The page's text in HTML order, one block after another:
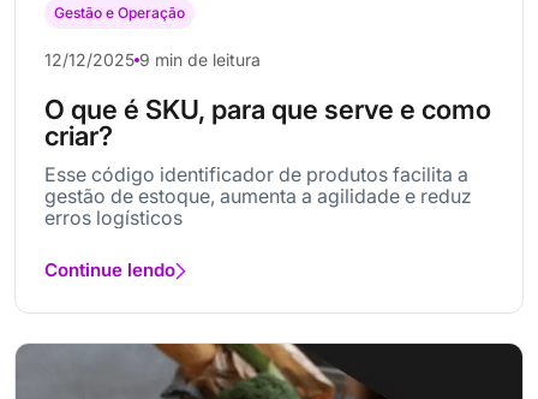
Gestão e Operação
12/12/2025 9 min de leitura
O que é SKU, para que serve e como
criar?
Esse código identificador de produtos facilita a
gestão de estoque, aumenta a agilidade e reduz
erros logísticos
Continue lendo